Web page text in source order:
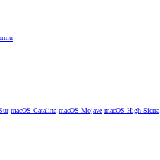
macOS Catalina macOS Mojave macOS High Sierra